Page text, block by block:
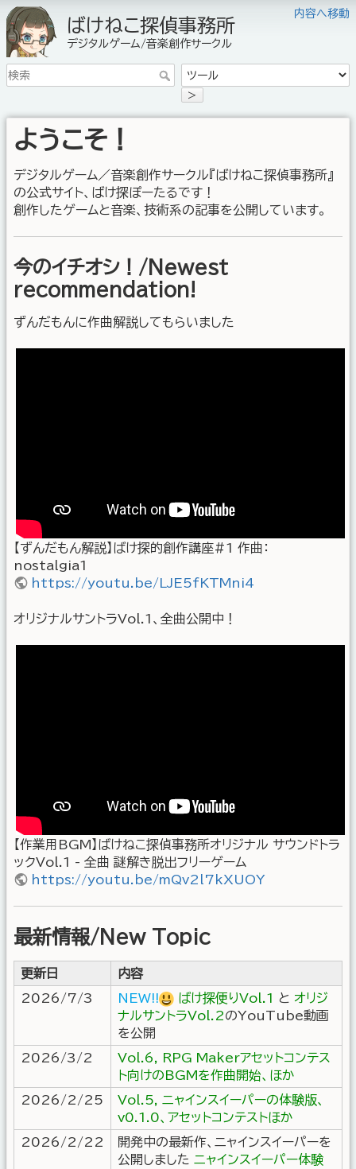
内容へ移動
ばけねこ探偵事務所
デジタルゲーム/音楽創作サークル
>
ようこそ！
デジタルゲーム／音楽創作サークル『ばけねこ探偵事務所』
の公式サイト、ばけ探ぽーたるです！
創作したゲームと音楽、技術系の記事を公開しています。
今のイチオシ！/Newest
recommendation!
ずんだもんに作曲解説してもらいました
【ずんだもん解説】ばけ探的創作講座#1 作曲：
nostalgia1
https://youtu.be/LJE5fKTMni4
オリジナルサントラVol.1、全曲公開中！
【作業用BGM】ばけねこ探偵事務所オリジナル サウンドトラ
ックVol.1 - 全曲 謎解き脱出フリーゲーム
https://youtu.be/mQv2l7kXUOY
最新情報/New Topic
更新日
内容
2026/7/3
NEW!! ばけ探便りVol.1 と オリジ
ナルサントラVol.2のYouTube動画
を公開
2026/3/2
Vol.6, RPG Makerアセットコンテス
ト向けのBGMを作曲開始、ほか
2026/2/25
Vol.5, ニャインスイーパーの体験版、
v0.1.0、アセットコンテストほか
2026/2/22
開発中の最新作、ニャインスイーパーを
公開しました ニャインスイーパー体験